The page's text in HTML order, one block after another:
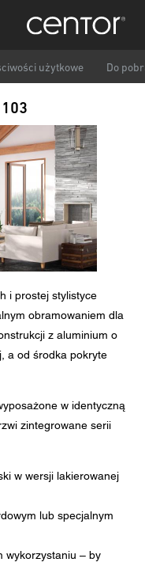
użytkowe Do
i prostej stylistyce
obramowaniem dla
z aluminium o
a od środka pokryte
w identyczną
zintegrowane serii
w wersji lakierowanej
lub specjalnym
wykorzystaniu – by
i zapobiega